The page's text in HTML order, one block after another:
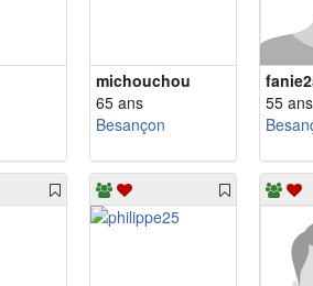
michouchou
65 ans
Besançon
55 ans